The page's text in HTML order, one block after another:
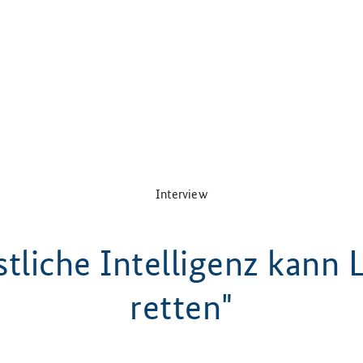
Interview
Intelligenz kann
retten"